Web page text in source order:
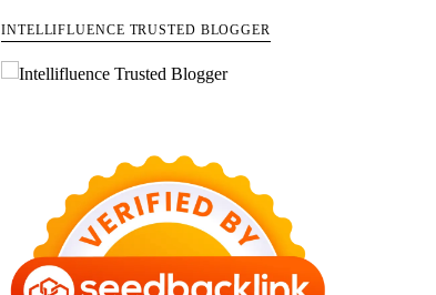
INTELLIFLUENCE TRUSTED BLOGGER